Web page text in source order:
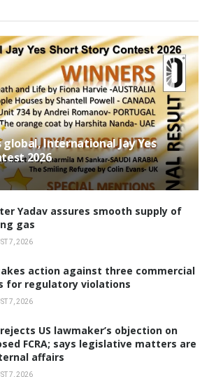
International Jay Yes
2026
Yadav assures smooth supply of
gas
7, 2026
action against three commercial
for regulatory violations
7, 2026
US lawmaker’s objection on
FCRA; says legislative matters are
affairs
7, 2026